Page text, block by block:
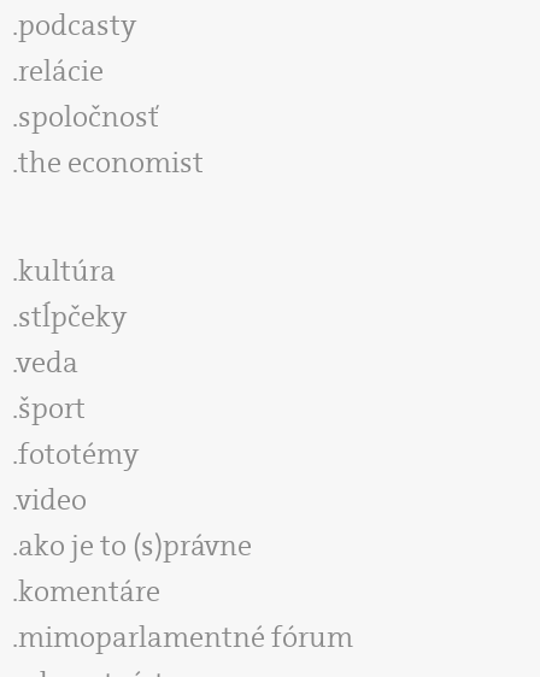
podcasty
relácie
spoločnosť
the economist
kultúra
stĺpčeky
veda
šport
fototémy
video
ako je to (s)právne
komentáre
mimoparlamentné fórum